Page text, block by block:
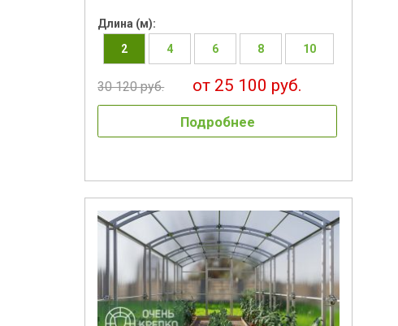
Длина (м):
2
4 6 8 10
30 120 руб. от 25 100 руб.
Подробнее